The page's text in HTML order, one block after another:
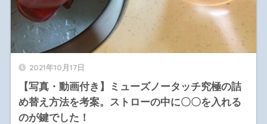
2021年10月17日
【写真・動画付き】ミューズノータッチ究極の詰
め替え方法を考案。ストローの中に〇〇を入れる
のが鍵でした！